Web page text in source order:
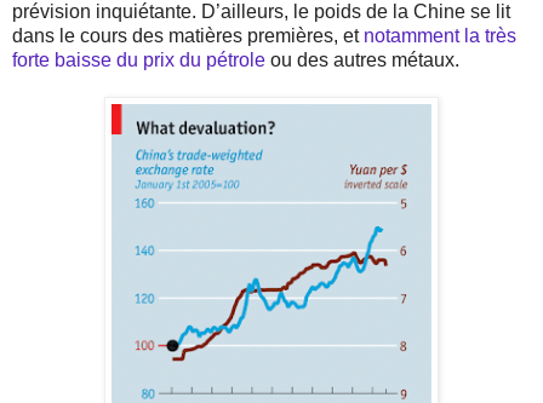
prévision inquiétante. D’ailleurs, le poids de la Chine se lit
dans le cours des matières premières, et notamment la très
forte baisse du prix du pétrole ou des autres métaux.